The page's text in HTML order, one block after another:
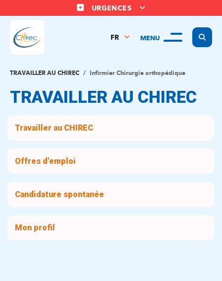
URGENCES
MENU
FR
EN
TRAVAILLER AU CHIREC Infirmier Chirurgie orthopédique
TRAVAILLER AU CHIREC
Travailler au CHIREC
Offres d'emploi
Candidature spontanée
Mon profil